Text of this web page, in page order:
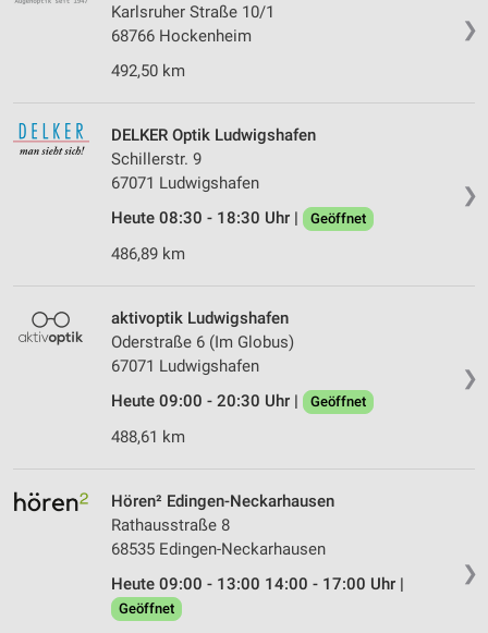
❯
Karlsruher Straße 10/1
68766 Hockenheim
492,50 km
❯
DELKER Optik Ludwigshafen
Schillerstr. 9
67071 Ludwigshafen
Heute 08:30 - 18:30 Uhr |
Geöffnet
486,89 km
❯
aktivoptik Ludwigshafen
Oderstraße 6 (Im Globus)
67071 Ludwigshafen
Heute 09:00 - 20:30 Uhr |
Geöffnet
488,61 km
❯
Hören² Edingen-Neckarhausen
Rathausstraße 8
68535 Edingen-Neckarhausen
Heute 09:00 - 13:00 14:00 - 17:00 Uhr |
Geöffnet